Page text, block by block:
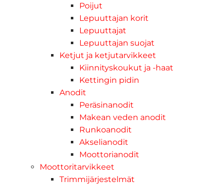
Poijut
Lepuuttajan korit
Lepuuttajat
Lepuuttajan suojat
Ketjut ja ketjutarvikkeet
Kiinnityskoukut ja -haat
Kettingin pidin
Anodit
Peräsinanodit
Makean veden anodit
Runkoanodit
Akselianodit
Moottorianodit
Moottoritarvikkeet
Trimmijärjestelmät